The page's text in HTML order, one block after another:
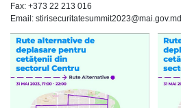
Fax: +373 22 213 016
Email: stirisecuritatesummit2023@mai.gov.md